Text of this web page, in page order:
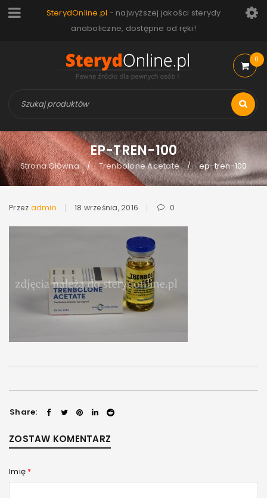
SterydOnline.pl - najwyższej jakości sterydy
anaboliczne, dostępne od ręki!
0
EP-TREN-100
Strona Główna / Trenbolone Acetate / ep-tren-100
Przez admin 18 września, 2016 0
Share:
ZOSTAW KOMENTARZ
Imię *